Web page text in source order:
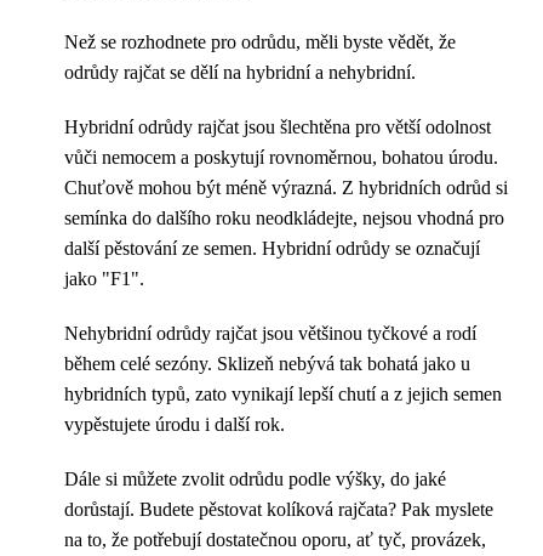
Než se rozhodnete pro odrůdu, měli byste vědět, že
odrůdy rajčat se dělí na hybridní a nehybridní.
Hybridní odrůdy rajčat jsou šlechtěna pro větší odolnost
vůči nemocem a poskytují rovnoměrnou, bohatou úrodu.
Chuťově mohou být méně výrazná. Z hybridních odrůd si
semínka do dalšího roku neodkládejte, nejsou vhodná pro
další pěstování ze semen. Hybridní odrůdy se označují
jako "F1".
Nehybridní odrůdy rajčat jsou většinou tyčkové a rodí
během celé sezóny. Sklizeň nebývá tak bohatá jako u
hybridních typů, zato vynikají lepší chutí a z jejich semen
vypěstujete úrodu i další rok.
Dále si můžete zvolit odrůdu podle výšky, do jaké
dorůstají. Budete pěstovat kolíková rajčata? Pak myslete
na to, že potřebují dostatečnou oporu, ať tyč, provázek,